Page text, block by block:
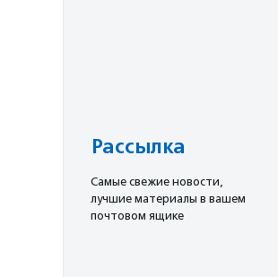
Рассылка
Cамые свежие новости,
лучшие материалы в вашем
почтовом ящике